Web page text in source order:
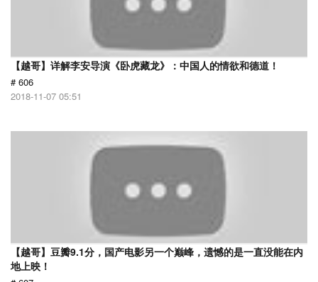
【越哥】详解李安导演《卧虎藏龙》：中国人的情欲和德道！
# 606
2018-11-07 05:51
【越哥】豆瓣9.1分，国产电影另一个巅峰，遗憾的是一直没能在内
地上映！